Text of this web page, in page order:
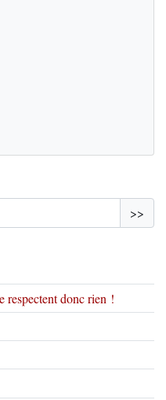
>>
donc rien !